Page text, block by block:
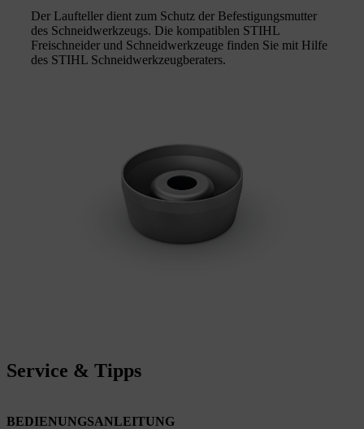
Der Laufteller dient zum Schutz der Befestigungsmutter
des Schneidwerkzeugs. Die kompatiblen STIHL
Freischneider und Schneidwerkzeuge finden Sie mit Hilfe
des STIHL Schneidwerkzeugberaters.
Service & Tipps
BEDIENUNGSANLEITUNG